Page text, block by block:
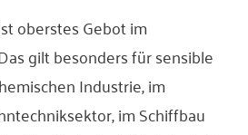
oberstes Gebot im
gilt besonders für sensible
Industrie, im
im Schiffbau